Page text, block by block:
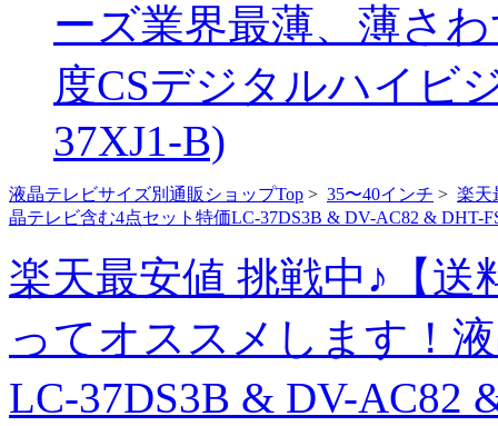
ーズ業界最薄、薄さ
度CSデジタルハイビ
37XJ1-B)
液晶テレビサイズ別通販ショップTop > 35〜40インチ > 楽天
晶テレビ含む4点セット特価LC-37DS3B & DV-AC82 & DHT-
楽天最安値 挑戦中♪【
ってオススメします！
LC-37DS3B & DV-AC82